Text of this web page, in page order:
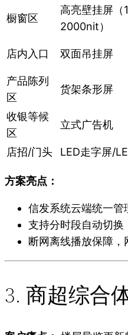
橱窗区
高亮壁挂屏（
2000nit）
店内入口 双面吊挂屏
产品陈列
区
货架条形屏
收银等候
区
立式广告机
店招/门头 LED走字屏/
方案亮点：
信发系统云端统一
支持分时段自动切
断网离线播放保障
3. 商超综合